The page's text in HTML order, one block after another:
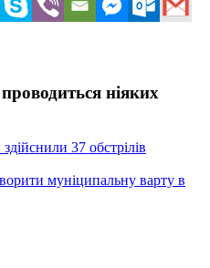
ніяких
37 обстрілів
муніципальну варту в